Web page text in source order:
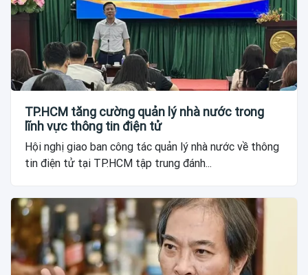
TP.HCM tăng cường quản lý nhà nước trong
lĩnh vực thông tin điện tử
Hội nghị giao ban công tác quản lý nhà nước về thông
tin điện tử tại TP.HCM tập trung đánh...